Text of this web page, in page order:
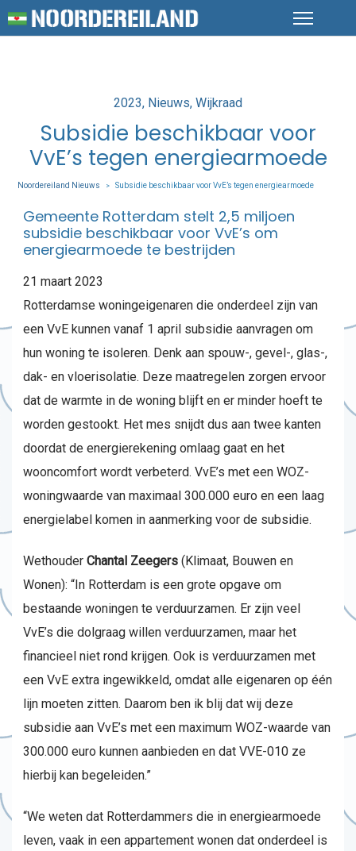
Posted
in
2023 Nieuws Wijkraad
Subsidie beschikbaar voor
VvE’s tegen energiearmoede
Noordereiland Nieuws > Subsidie beschikbaar voor VvE’s tegen energiearmoede
Gemeente Rotterdam stelt 2,5 miljoen
subsidie beschikbaar voor VvE’s om
energiearmoede te bestrijden
21 maart 2023
Rotterdamse woningeigenaren die onderdeel zijn van
een VvE kunnen vanaf 1 april subsidie aanvragen om
hun woning te isoleren. Denk aan spouw-, gevel-, glas-,
dak- en vloerisolatie. Deze maatregelen zorgen ervoor
dat de warmte in de woning blijft en er minder hoeft te
worden gestookt. Het mes snijdt dus aan twee kanten
doordat de energierekening omlaag gaat en het
wooncomfort wordt verbeterd. VvE’s met een WOZ-
woningwaarde van maximaal 300.000 euro en een laag
energielabel komen in aanmerking voor de subsidie.
Wethouder Chantal Zeegers (Klimaat, Bouwen en
Wonen): “In Rotterdam is een grote opgave om
bestaande woningen te verduurzamen. Er zijn veel
VvE’s die dolgraag willen verduurzamen, maar het
financieel niet rond krijgen. Ook is verduurzamen met
een VvE extra ingewikkeld, omdat alle eigenaren op één
lijn moeten zitten. Daarom ben ik blij dat wij deze
subsidie aan VvE’s met een maximum WOZ-waarde van
300.000 euro kunnen aanbieden en dat VVE-010 ze
hierbij kan begeleiden.”
“We weten dat Rotterdammers die in energiearmoede
leven, vaak in een appartement wonen dat onderdeel is